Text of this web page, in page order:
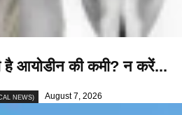
है आयोडीन की कमी? न करें...
NEWS) August 7, 2026